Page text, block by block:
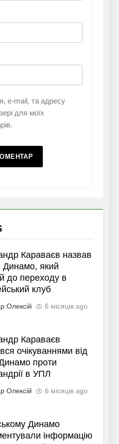
e-mail, та адресу
для моїх
Караваєв назвав
Динамо, який
до переходу в
клуб
Олексій 6 місяців ago
Караваєв
очікуваннями від
проти
в УПЛ
Олексій 6 місяців ago
Динамо
інформацію